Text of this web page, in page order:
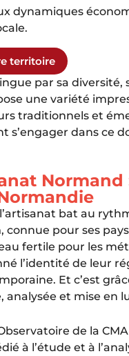
dynamiques
territoire
par sa
une variété
traditionnels et
s’engager dans ce
Normand
bat au
pour ses
fertile pour les
l’identité de leur
Et c’est
et mise en
de la
à l’étude et à